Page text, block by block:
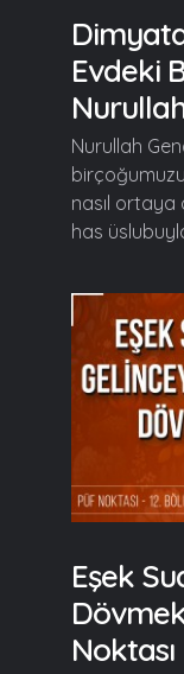
Evdeki
Nurullah
nasıl ortaya
has
Eşek
Noktası